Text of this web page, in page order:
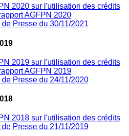
2020 sur l'utilisation des crédits
AGFPN 2020
Presse du 30/11/2021
2019 sur l'utilisation des crédits
AGFPN 2019
Presse du 24/11/2020
2018 sur l'utilisation des crédits
Presse du 21/11/2019